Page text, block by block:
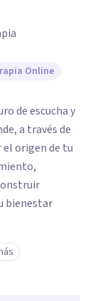
Online
de escucha y
a través de
origen de tu
bienestar